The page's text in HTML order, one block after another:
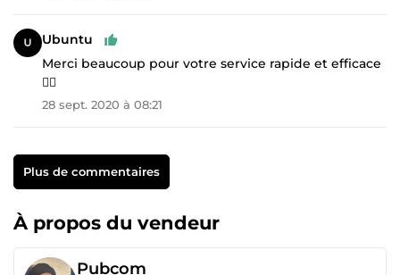
Ubuntu
Merci beaucoup pour votre service rapide et efficace
👌🏽
28 sept. 2020 à 08:21
Plus de commentaires
À propos du vendeur
Pubcom